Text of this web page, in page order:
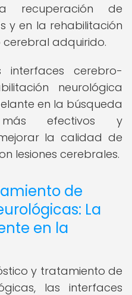
recuperación de
y en la rehabilitación
adquirido.
cerebro-
neurológica
en la búsqueda
efectivos y
la calidad de
lesiones cerebrales.
de
La
en la
y tratamiento de
las interfaces